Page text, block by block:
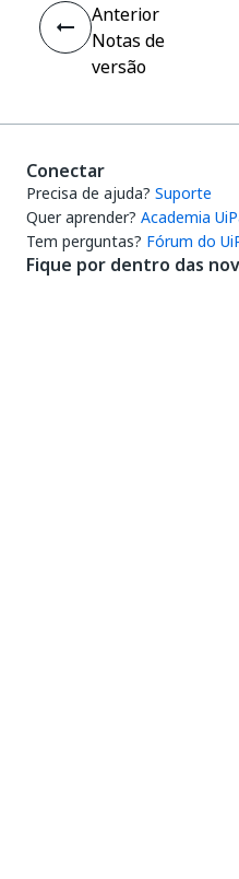
Anterior
Notas de
versão
Conectar
Precisa de ajuda? Suporte
Quer aprender? Academia
Tem perguntas? Fórum do
Fique por dentro das